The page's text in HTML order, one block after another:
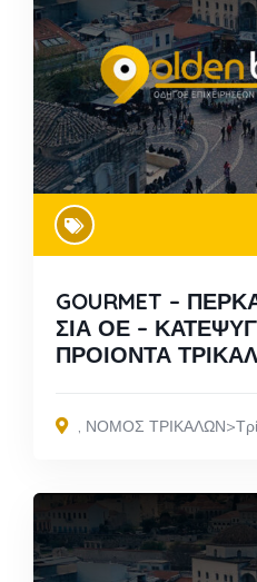
GOURMET –
ΣΙΑ ΟΕ –
ΠΡΟΙΟΝΤΑ
, ΝΟΜΟΣ